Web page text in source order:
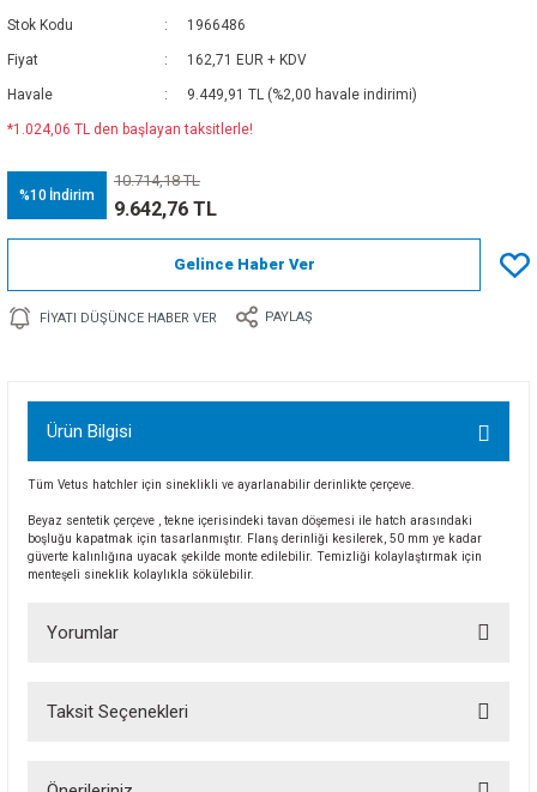
Stok Kodu 1966486
Fiyat 162,71 EUR + KDV
Havale 9.449,91 TL (%2,00 havale indirimi)
*1.024,06 TL den başlayan taksitlerle!
%10 İndirim
10.714,18 TL
9.642,76 TL
Gelince Haber Ver
FIYATI DÜŞÜNCE HABER VER PAYLAŞ
Ürün Bilgisi
Tüm Vetus hatchler için sineklikli ve ayarlanabilir derinlikte çerçeve.
Beyaz sentetik çerçeve , tekne içerisindeki tavan döşemesi ile hatch arasındaki
boşluğu kapatmak için tasarlanmıştır. Flanş derinliği kesilerek, 50 mm ye kadar
güverte kalınlığına uyacak şekilde monte edilebilir. Temizliği kolaylaştırmak için
menteşeli sineklik kolaylıkla sökülebilir.
Yorumlar
Taksit Seçenekleri